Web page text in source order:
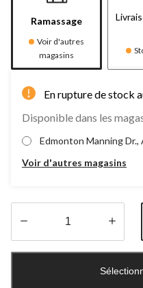
Ramassage
Voir d'autres
magasins
En rupture de stock
Disponible dans les
Edmonton Manning Dr.,
Voir d'autres magasins